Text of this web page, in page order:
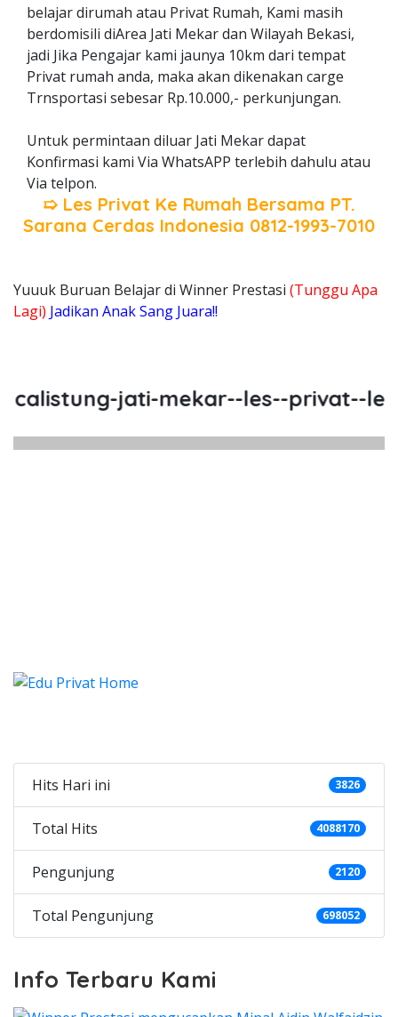
belajar dirumah atau Privat Rumah, Kami masih
berdomisili diArea Jati Mekar dan Wilayah Bekasi,
jadi Jika Pengajar kami jaunya 10km dari tempat
Privat rumah anda, maka akan dikenakan carge
Trnsportasi sebesar Rp.10.000,- perkunjungan.
Untuk permintaan diluar Jati Mekar dapat
Konfirmasi kami Via WhatsAPP terlebih dahulu atau
Via telpon.
➯ Les Privat Ke Rumah Bersama PT.
Sarana Cerdas Indonesia 0812-1993-7010
Yuuuk Buruan Belajar di Winner Prestasi (Tunggu Apa
Lagi) Jadikan Anak Sang Juara!!
jati-mekar--les--privat--les-
Hits Hari ini 3826
Total Hits 4088170
Pengunjung 2120
Total Pengunjung 698052
Info Terbaru Kami